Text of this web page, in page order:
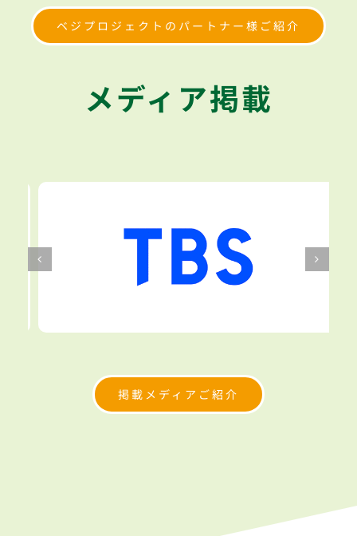
ベジプロジェクトのパートナー様ご紹介
メディア掲載
掲載メディアご紹介